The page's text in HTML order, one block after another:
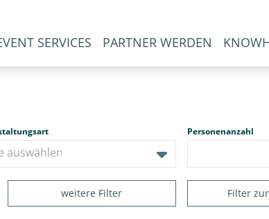
SERVICES PARTNER WERDEN
Personenanzahl
weitere Filter Filter